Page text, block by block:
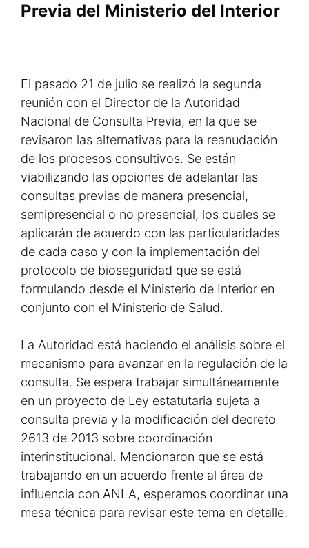
Previa del Ministerio del Interior
El pasado 21 de julio se realizó la segunda
reunión con el Director de la Autoridad
Nacional de Consulta Previa, en la que se
revisaron las alternativas para la reanudación
de los procesos consultivos. Se están
viabilizando las opciones de adelantar las
consultas previas de manera presencial,
semipresencial o no presencial, los cuales se
aplicarán de acuerdo con las particularidades
de cada caso y con la implementación del
protocolo de bioseguridad que se está
formulando desde el Ministerio de Interior en
conjunto con el Ministerio de Salud.
La Autoridad está haciendo el análisis sobre el
mecanismo para avanzar en la regulación de la
consulta. Se espera trabajar simultáneamente
en un proyecto de Ley estatutaria sujeta a
consulta previa y la modificación del decreto
2613 de 2013 sobre coordinación
interinstitucional. Mencionaron que se está
trabajando en un acuerdo frente al área de
influencia con ANLA, esperamos coordinar una
mesa técnica para revisar este tema en detalle.